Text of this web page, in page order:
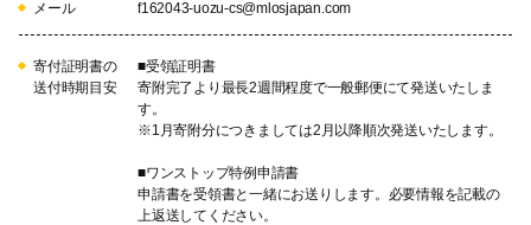
メール f162043-uozu-cs@mlosjapan.com
寄付証明書の
送付時期目安
■受領証明書
寄附完了より最長2週間程度で一般郵便にて発送いたしま
す。
※1月寄附分につきましては2月以降順次発送いたします。
■ワンストップ特例申請書
申請書を受領書と一緒にお送りします。必要情報を記載の
上返送してください。